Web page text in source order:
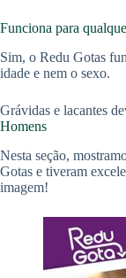
Funciona para
Sim, o Redu Gotas
idade e nem o sexo.
Grávidas e lacantes
Homens
Nesta seção,
Gotas e tiveram
imagem!